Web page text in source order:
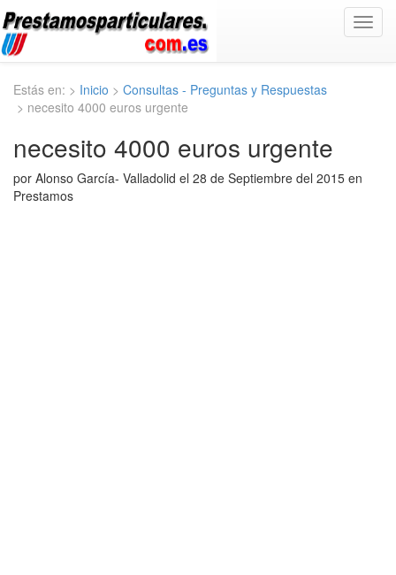
Estás en: > Inicio > Consultas - Preguntas y Respuestas
> necesito 4000 euros urgente
necesito 4000 euros urgente
por Alonso García- Valladolid el 28 de Septiembre del 2015 en
Prestamos